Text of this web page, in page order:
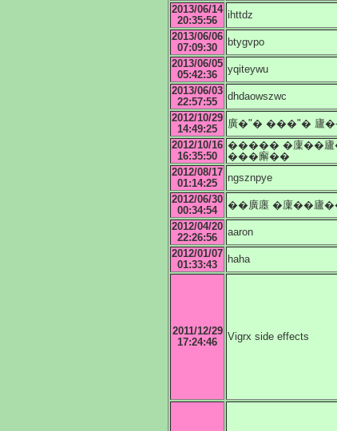
2013/06/14
20:35:56
ihttdz
2013/06/06
07:09:30
btygvpo
2013/06/05
05:42:36
yqiteywu
2013/06/03
22:57:55
dhdaowszwc
2012/10/29
14:49:25
廣�"� ���"� 廬
2012/10/16
16:35:50
����� �廩��廬
���廨��
2012/08/17
01:14:25
ngsznpye
2012/06/30
00:34:54
��廣廛 �廩��廬
2012/04/20
22:26:56
aaron
2012/01/07
01:33:43
haha
2011/12/29
17:24:46
Vigrx side effects